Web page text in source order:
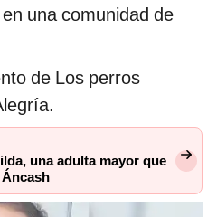
una comunidad de
de Los perros
una adulta mayor que